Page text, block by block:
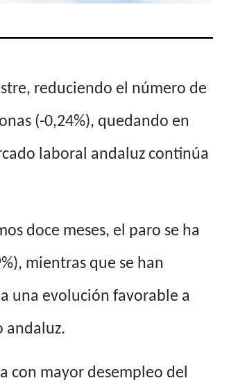
reduciendo el número de
(-0,24%), quedando en
laboral andaluz continúa
doce meses, el paro se ha
mientras que se han
una evolución favorable a
andaluz.
con mayor desempleo del